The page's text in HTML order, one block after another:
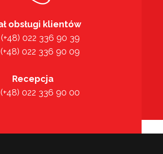
obsługi klientów
022 336 90 39
022 336 90 09
Recepcja
022 336 90 00